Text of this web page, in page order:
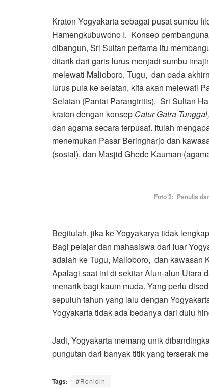
Kraton Yogyakarta sebagai pusat sumbu
Hamengkubuwono I. Konsep
dibangun, Sri Sultan pertama itu
ditarik dari garis lurus menjadi sumbu
melewati Malioboro, Tugu, dan pada
lurus pula ke selatan, kita akan melewati
Selatan (Pantai Parangtritis). Sri Sultan
kraton dengan konsep Catur Gatra Tunggal,
dan agama secara terpusat. Itulah
menemukan Pasar Beringharjo dan
(sosial), dan Masjid Ghede Kauman
Foto 2: Penulis
Begitulah, jika ke Yogyakarya tidak
Bagi pelajar dan mahasiswa dari luar
adalah ke Tugu, Malioboro, dan kawasan
Apalagi saat ini di sekitar Alun-alun Utara
menarik bagi kaum muda. Yang perlu
sepuluh tahun yang lalu dengan
Yogyakarta tidak ada bedanya dari dulu
Jadi, Yogyakarta memang unik
pungutan dari banyak titik yang terserak
Tags: #Ronidin